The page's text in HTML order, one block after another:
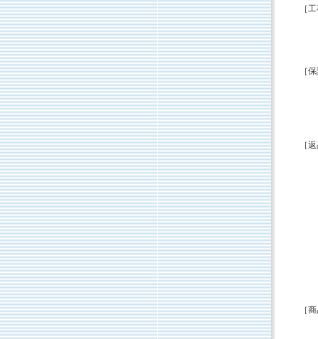
［
［
［
［